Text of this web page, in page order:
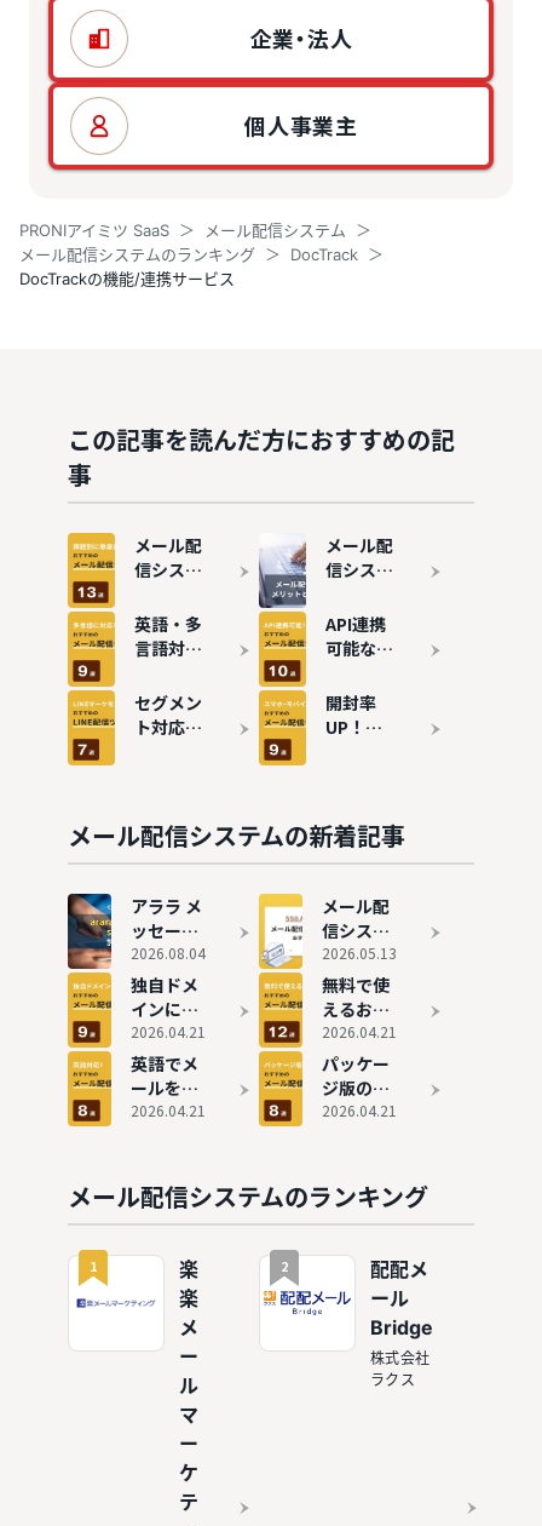
企業・法人
個人事業主
PRONIアイミツ SaaS
メール配信システム
メール配信システムのランキング
DocTrack
DocTrackの機能/連携サービス
この記事を読んだ方におすすめの記
事
メール配
信システ
比較！課
題別おす
すめ13選
メール配
信システ
仕組み・
メリット
英語・多
言語対応
配信シス
テムおす
API連携
可能なメ
システム
おすすめ
セグメン
ト対応！
おすすめ
7選
開封率
UP！ス
テムおす
すめ9選
メール配信システムの新着記事
アララ メ
ッセージ
の評判と
実態
2026.08.04
メール配
信システ
ムの費用
相場は？
料金比較
で安いお
すすめ9
選も紹介
2026.05.13
独自ドメ
インに対
応可能な
メール配
信システ
ム9選
2026.04.21
無料で使
えるおす
すめメー
ル配信シ
ステム11
選徹底比
2026.04.21
英語でメ
ールを送
りたい！
信システ
ム8選
2026.04.21
パッケー
ジ版のお
すすめメ
8選
2026.04.21
メール配信システムのランキング
1
楽
楽
メ
ー
ル
マ
ー
ケ
テ
2
配配メ
ール
Bridge
株式会社
ラクス